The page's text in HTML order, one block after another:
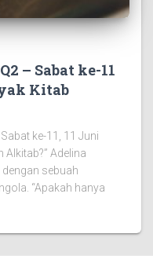
– Sabat ke-11
Kitab
ke-11, 11 Juni
Alkitab?” Adelina
sebuah
“Apakah hanya